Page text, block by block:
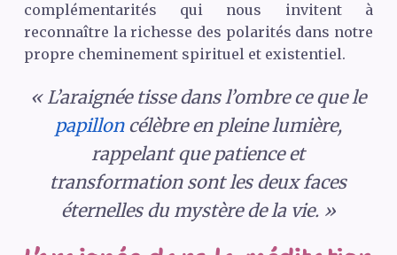
complémentarités qui nous invitent à
reconnaître la richesse des polarités dans notre
propre cheminement spirituel et existentiel.
« L’araignée tisse dans l’ombre ce que le
papilloncélèbre en pleine lumière,
rappelant que patience et
transformation sont les deux faces
éternelles du mystère de la vie. »